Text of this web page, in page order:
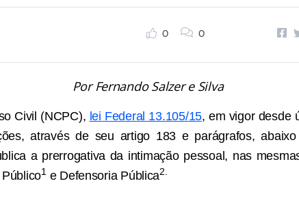
0 0
Por Fernando Salzer e Silva
Civil (NCPC), lei Federal 13.105/15, em vigor desde
através de seu artigo 183 e parágrafos, abaixo
a prerrogativa da intimação pessoal, nas
1e Defensoria Pública2.